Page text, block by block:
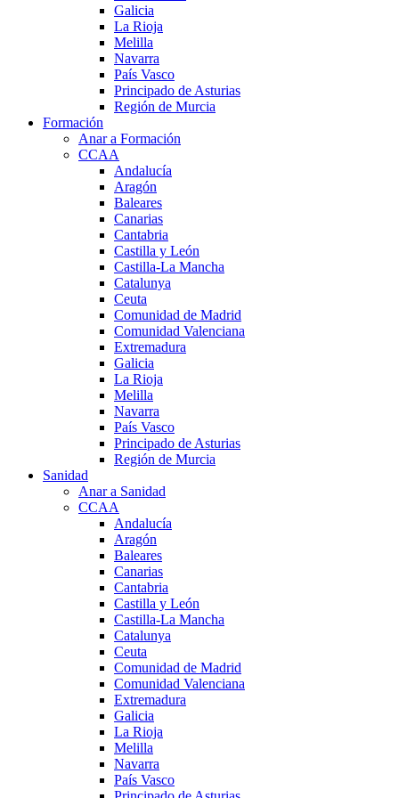
Galicia
La Rioja
Melilla
Navarra
País Vasco
Principado de Asturias
Región de Murcia
Formación
Anar a Formación
CCAA
Andalucía
Aragón
Baleares
Canarias
Cantabria
Castilla y León
Castilla-La Mancha
Catalunya
Ceuta
Comunidad de Madrid
Comunidad Valenciana
Extremadura
Galicia
La Rioja
Melilla
Navarra
País Vasco
Principado de Asturias
Región de Murcia
Sanidad
Anar a Sanidad
CCAA
Andalucía
Aragón
Baleares
Canarias
Cantabria
Castilla y León
Castilla-La Mancha
Catalunya
Ceuta
Comunidad de Madrid
Comunidad Valenciana
Extremadura
Galicia
La Rioja
Melilla
Navarra
País Vasco